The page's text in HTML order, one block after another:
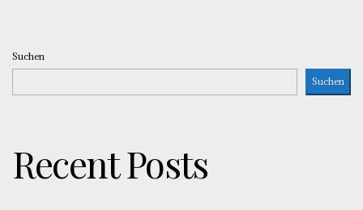
Suchen
Suchen
Recent Posts